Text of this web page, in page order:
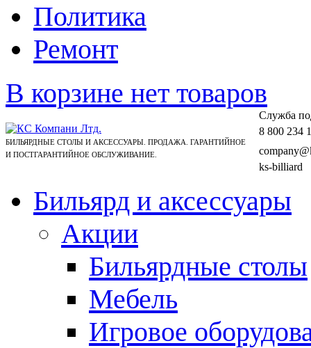
Политика
Ремонт
В корзине нет товаров
БИЛЬЯРДНЫЕ СТОЛЫ И АКСЕССУАРЫ. ПРОДАЖА. ГАРАНТИЙНОЕ
И ПОСТГАРАНТИЙНОЕ ОБСЛУЖИВАНИЕ.
Cлужба
8 800 234
ks-billiard
Бильярд и аксессуары
Акции
Бильярдные столы
Мебель
Игровое